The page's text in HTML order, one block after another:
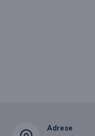
Adrese